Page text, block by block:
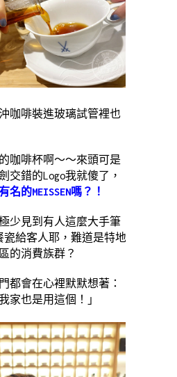
咖啡裝進玻璃試管裡也
咖啡杯啊～～來頭可是
交錯的Logo我就傻了，
的MEISSEN嗎？！
少見到有人這麼大手筆
瓷給客人耶，難道是特地
的消費族群？
都會在心裡默默想著：
家也是用這個！」